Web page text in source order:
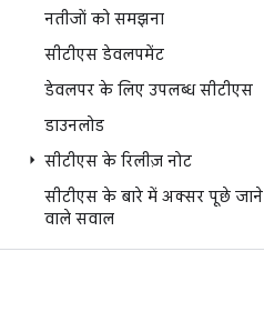
नतीजों को समझना
सीटीएस डेवलपमेंट
डेवलपर के लिए उपलब्ध सीटीएस
डाउनलोड
सीटीएस के रिलीज़ नोट
सीटीएस के बारे में अक्सर पूछे जाने
वाले सवाल